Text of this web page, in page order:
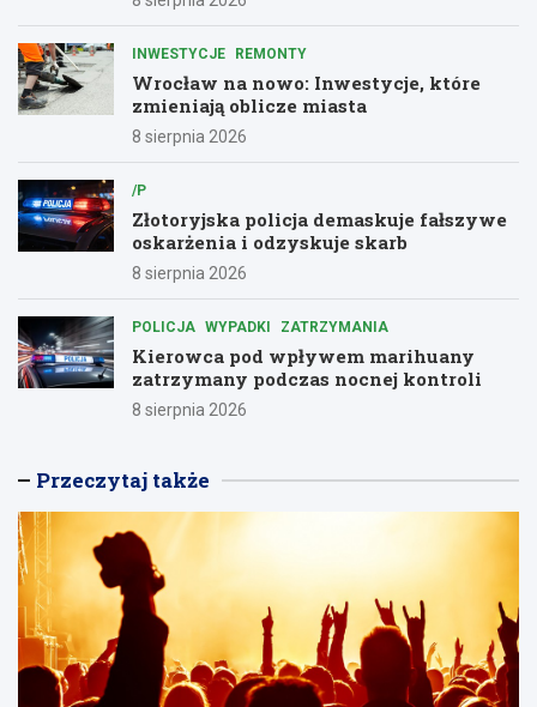
INWESTYCJE REMONTY
Wrocław na nowo: Inwestycje, które
zmieniają oblicze miasta
8 sierpnia 2026
/P
Złotoryjska policja demaskuje fałszywe
oskarżenia i odzyskuje skarb
8 sierpnia 2026
POLICJA WYPADKI ZATRZYMANIA
Kierowca pod wpływem marihuany
zatrzymany podczas nocnej kontroli
8 sierpnia 2026
Przeczytaj także